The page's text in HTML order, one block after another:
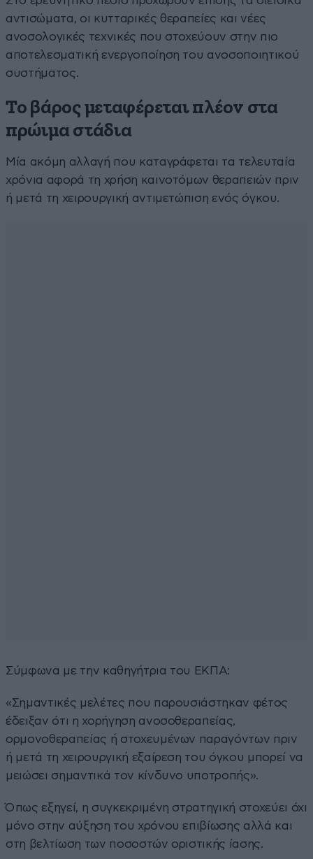
αντισώματα, οι κυτταρικές θεραπείες και νέες
ανοσολογικές τεχνικές που στοχεύουν στην πιο
αποτελεσματική ενεργοποίηση του ανοσοποιητικού
συστήματος.
Το βάρος μεταφέρεται πλέον στα
πρώιμα στάδια
Μία ακόμη αλλαγή που καταγράφεται τα τελευταία
χρόνια αφορά τη χρήση καινοτόμων θεραπειών πριν
ή μετά τη χειρουργική αντιμετώπιση ενός όγκου.
Σύμφωνα με την καθηγήτρια του ΕΚΠΑ:
«Σημαντικές μελέτες που παρουσιάστηκαν φέτος
έδειξαν ότι η χορήγηση ανοσοθεραπείας,
ορμονοθεραπείας ή στοχευμένων παραγόντων πριν
ή μετά τη χειρουργική εξαίρεση του όγκου μπορεί να
μειώσει σημαντικά τον κίνδυνο υποτροπής».
Όπως εξηγεί, η συγκεκριμένη στρατηγική στοχεύει όχι
μόνο στην αύξηση του χρόνου επιβίωσης αλλά και
στη βελτίωση των ποσοστών οριστικής ίασης.